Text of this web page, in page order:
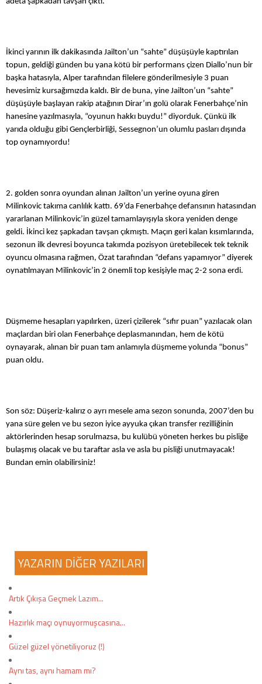
Hakkımızda
Hakkımızda
Künye
Web Sürüme Geç
COPYLEFT 2014. AGB Bilişim Teknolojileri
İkinci yarının ilk dakikasında Jailton’un “sahte” düşüşüyle kaptırılan
topun, geldiği günden bu yana kötü bir performans çizen Diallo’nun bir
başka hatasıyla, Alper tarafından filelere gönderilmesiyle 3 puan
hevesimiz kursağımızda kaldı. Bir de buna, yine Jailton’un “sahte”
düşüşüyle başlayan rakip atağının Dirar’ın golü olarak Fenerbahçe’nin
hanesine yazılmasıyla, “oyunun hakkı buydu!” diyorduk. Çünkü ilk
yarıda olduğu gibi Gençlerbirliği, Sessegnon’un olumlu pasları dışında
top oynamıyordu!
2. golden sonra oyundan alınan Jailton’un yerine oyuna giren
Milinkovic takıma canlılık kattı. 69’da Fenerbahçe defansının hatasından
yararlanan Milinkovic’in güzel tamamlayışıyla skora yeniden denge
geldi. İkinci kez şapkadan tavşan çıkmıştı. Maçın geri kalan kısımlarında,
sezonun ilk devresi boyunca takımda pozisyon üretebilecek tek teknik
oyuncu olmasına rağmen, Özat tarafından “defans yapamıyor” diyerek
oynatılmayan Milinkovic’in 2 önemli top kesişiyle maç 2-2 sona erdi.
Düşmeme hesapları yapılırken, üzeri çizilerek “sıfır puan” yazılacak olan
maçlardan biri olan Fenerbahçe deplasmanından, hem de kötü
oynayarak, alınan bir puan tam anlamıyla düşmeme yolunda “bonus”
puan oldu.
Son söz: Düşeriz-kalırız o ayrı mesele ama sezon sonunda, 2007’den bu
yana süre gelen ve bu sezon iyice ayyuka çıkan transfer rezilliğinin
aktörlerinden hesap sorulmazsa, bu kulübü yöneten herkes bu pisliğe
bulaşmış olacak ve bu taraftar asla ve asla bu pisliği unutmayacak!
Bundan emin olabilirsiniz!
YAZARIN DİĞER YAZILARI
Artık Çıkışa Geçmek Lazım...
Hazırlık maçı oynuyormuşcasına...
Güzel güzel yönetiliyoruz (!)
Aynı tas, aynı hamam mı?